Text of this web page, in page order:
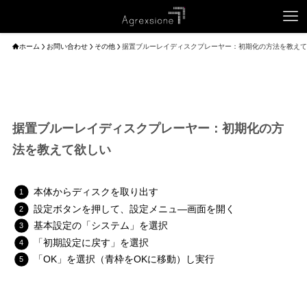
ホーム お問い合わせ その他 据置ブルーレイディスクプレーヤー：初期化の方法を教え
据置ブルーレイディスクプレーヤー：初期化の方
法を教えて欲しい
本体からディスクを取り出す
設定ボタンを押して、設定メニュ―画面を開く
基本設定の「システム」を選択
「初期設定に戻す」を選択
「OK」を選択（青枠をOKに移動）し実行